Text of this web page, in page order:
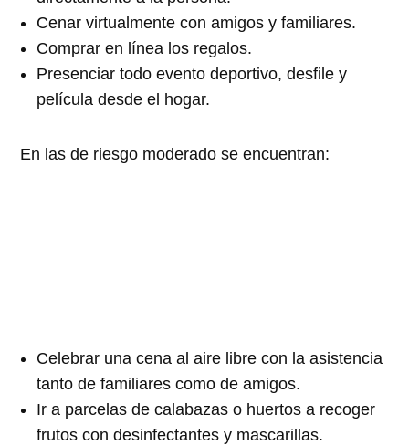
Cenar virtualmente con amigos y familiares.
Comprar en línea los regalos.
Presenciar todo evento deportivo, desfile y
película desde el hogar.
En las de riesgo moderado se encuentran:
Celebrar una cena al aire libre con la asistencia
tanto de familiares como de amigos.
Ir a parcelas de calabazas o huertos a recoger
frutos con desinfectantes y mascarillas.